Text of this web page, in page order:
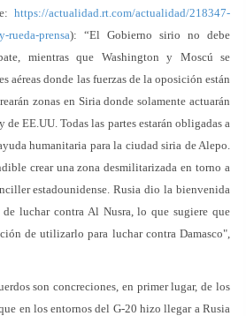
https://actualidad.rt.com/actualidad/218347-
rueda-prensa): “El Gobierno sirio no debe
mientras que Washington y Moscú se
aéreas donde las fuerzas de la oposición están
zonas en Siria donde solamente actuarán
de EE.UU. Todas las partes estarán obligadas a
humanitaria para la ciudad siria de Alepo.
crear una zona desmilitarizada en torno a
estadounidense. Rusia dio la bienvenida
luchar contra Al Nusra, lo que sugiere que
de utilizarlo para luchar contra Damasco",
son concreciones, en primer lugar, de los
en los entornos del G-20 hizo llegar a Rusia